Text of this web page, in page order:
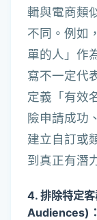
輯與電商類
不同。例如
單的人」作
寫不一定代
定義「有效
險申請成功
建立自訂或
到真正有潛
4. 排除特定
Audiences)